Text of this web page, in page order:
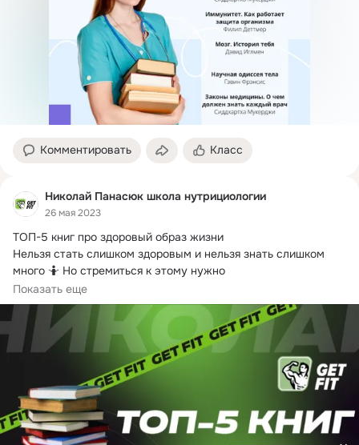
Комментировать Класс
Николай Панасюк школа нутрициологии
26 мая 2023
ТОП-5 книг про здоровый образ жизни
Нельзя стать слишком здоровым и нельзя знать слишком
много 🤷 Но стремиться к этому нужно
Те, кто...
Показать еще